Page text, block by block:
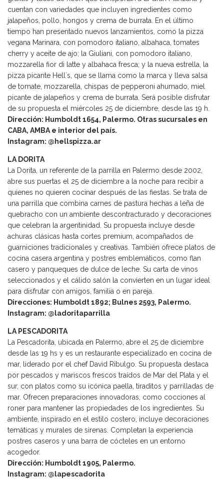
cuentan con variedades que incluyen ingredientes como
jalapeños, pollo, hongos y crema de burrata. En el último
tiempo han presentado nuevos lanzamientos, como la pizza
vegana Marinara, con pomodoro italiano, albahaca, tomates
cherry y aceite de ajo; la Giuliani, con pomodoro italiano,
mozzarella fior di latte y albahaca fresca; y la nueva estrella, la
pizza picante Hell´s, que se llama como la marca y lleva salsa
de tomate, mozzarella, chispas de pepperoni ahumado, miel
picante de jalapeños y crema de burrata. Será posible disfrutar
de su propuesta el miércoles 25 de diciembre, desde las 19 h.
Dirección: Humboldt 1654, Palermo. Otras sucursales en
CABA, AMBA e interior del país.
Instagram: @hellspizza.ar
LA DORITA
La Dorita, un referente de la parrilla en Palermo desde 2002,
abre sus puertas el 25 de diciembre a la noche para recibir a
quienes no quieren cocinar después de las fiestas. Se trata de
una parrilla que combina carnes de pastura hechas a leña de
quebracho con un ambiente descontracturado y decoraciones
que celebran la argentinidad. Su propuesta incluye desde
achuras clásicas hasta cortes premium, acompañados de
guarniciones tradicionales y creativas. También ofrece platos de
cocina casera argentina y postres emblemáticos, como flan
casero y panqueques de dulce de leche. Su carta de vinos
seleccionados y el cálido salón la convierten en un lugar ideal
para disfrutar con amigos, familia o en pareja.
Direcciones: Humboldt 1892; Bulnes 2593, Palermo.
Instagram: @ladoritaparrilla
LA PESCADORITA
La Pescadorita, ubicada en Palermo, abre el 25 de diciembre
desde las 19 hs y es un restaurante especializado en cocina de
mar, liderado por el chef David Ribulgo. Su propuesta destaca
por pescados y mariscos frescos traídos de Mar del Plata y el
sur, con platos como su icónica paella, tiraditos y parrilladas de
mar. Ofrecen preparaciones innovadoras, como cocciones al
roner para mantener las propiedades de los ingredientes. Su
ambiente, inspirado en el estilo costero, incluye decoraciones
temáticas y murales de sirenas. Completan la experiencia
postres caseros y una barra de cócteles en un entorno
acogedor.
Dirección: Humboldt 1905, Palermo.
Instagram: @lapescadorita